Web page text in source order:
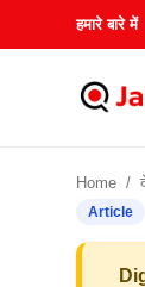
हमारे बारे में
Home
Article